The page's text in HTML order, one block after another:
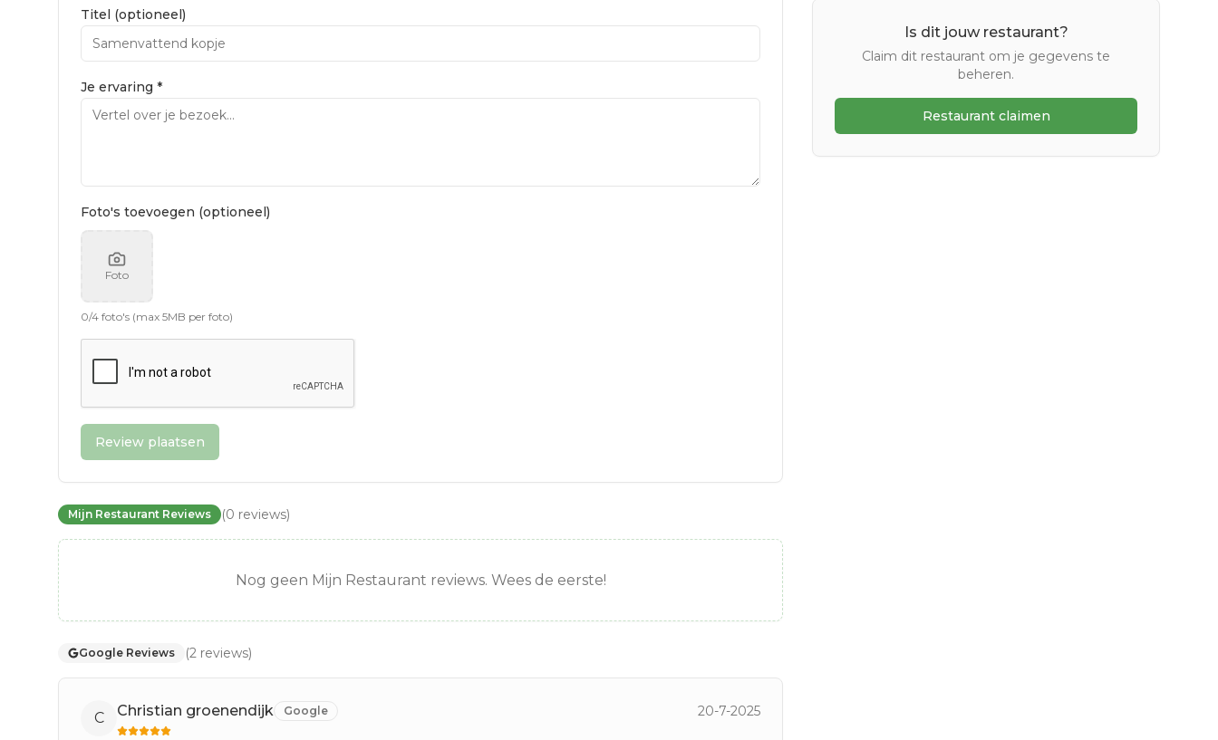
Titel (optioneel)
Je ervaring *
Foto's toevoegen (optioneel)
Foto
0/4 foto's (max 5MB per foto)
Review plaatsen
Mijn Restaurant Reviews (0 reviews)
Nog geen Mijn Restaurant reviews. Wees de eerste!
Google Reviews (2 reviews)
C Christian groenendijk Google 20-7-2025
Is dit jouw restaurant?
Claim dit restaurant om je gegevens te
beheren.
Restaurant claimen